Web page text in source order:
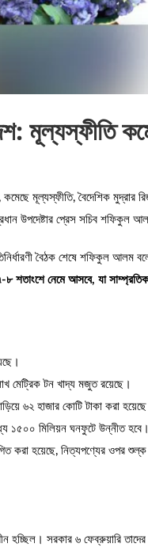
মূল্যস্ফীতি
মূল্যস্ফীতি, বৈদেশিক মুদ্রার
উপদেষ্টার প্রেস সচিব শফিকুল
বৈঠক শেষে শফিকুল আলম
শতাংশে নেমে আসবে, যা
মেট্রিক টন খাদ্য মজুত রয়েছে।
৬২ হাজার কোটি টাকা করা
১৫০০ মিলিয়ন ঘনফুটে উন্নীত হবে।
করা হয়েছে, নিত্যপণ্যের ওপর
হচ্ছিল। সরকার ৬ ফেব্রুয়ারি